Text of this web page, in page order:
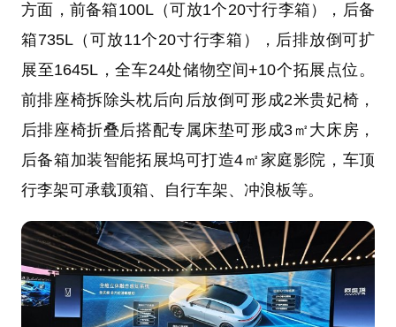
方面，前备箱100L（可放1个20寸行李箱），后备
箱735L（可放11个20寸行李箱），后排放倒可扩
展至1645L，全车24处储物空间+10个拓展点位。
前排座椅拆除头枕后向后放倒可形成2米贵妃椅，
后排座椅折叠后搭配专属床垫可形成3㎡大床房，
后备箱加装智能拓展坞可打造4㎡家庭影院，车顶
行李架可承载顶箱、自行车架、冲浪板等。